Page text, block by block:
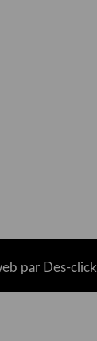
par Des-click